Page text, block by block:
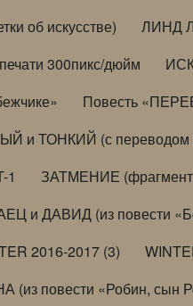
об искусстве)
ЛИНД
300пикс/дюйм
Повесть
и ТОНКИЙ (с переводом
1
ЗАТМЕНИЕ (фрагмент
и ДАВИД (из повести
2016-2017 (3)
(из повести «Робин, сын